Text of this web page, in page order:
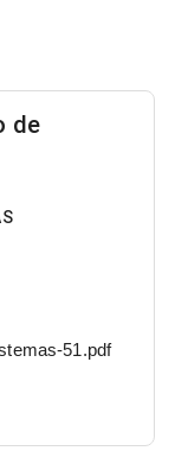
de
51.pdf